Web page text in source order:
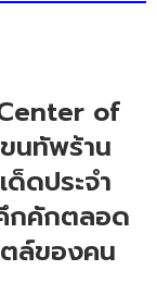
of
นทัพร้าน
ดประจำ
กคักตลอด
ล์ของคน